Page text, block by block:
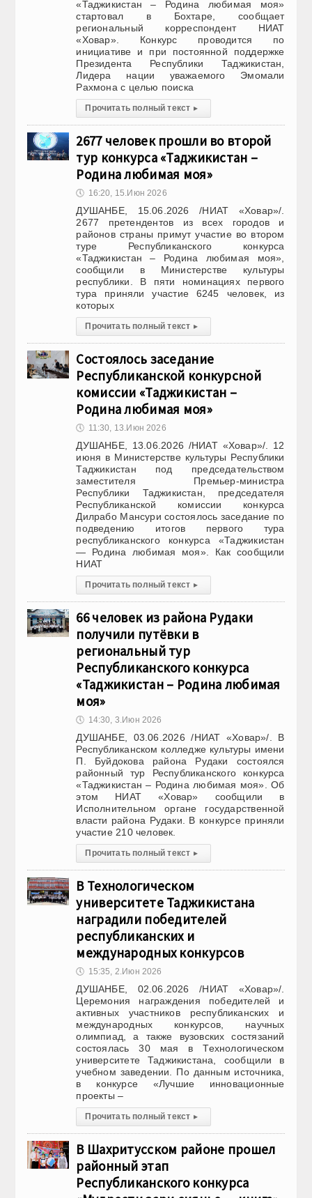
«Таджикистан – Родина любимая моя»
стартовал в Бохтаре, сообщает
региональный корреспондент НИАТ
«Ховар». Конкурс проводится по
инициативе и при постоянной поддержке
Президента Республики Таджикистан,
Лидера нации уважаемого Эмомали
Рахмона с целью поиска
Прочитать полный текст ▸
2677 человек прошли во второй
тур конкурса «Таджикистан –
Родина любимая моя»
🕔 16:20, 15.Июн 2026
ДУШАНБЕ, 15.06.2026 /НИАТ «Ховар»/.
2677 претендентов из всех городов и
районов страны примут участие во втором
туре Республиканского конкурса
«Таджикистан – Родина любимая моя»,
сообщили в Министерстве культуры
республики. В пяти номинациях первого
тура приняли участие 6245 человек, из
которых
Прочитать полный текст ▸
Состоялось заседание
Республиканской конкурсной
комиссии «Таджикистан –
Родина любимая моя»
🕔 11:30, 13.Июн 2026
ДУШАНБЕ, 13.06.2026 /НИАТ «Ховар»/. 12
июня в Министерстве культуры Республики
Таджикистан под председательством
заместителя Премьер-министра
Республики Таджикистан, председателя
Республиканской комиссии конкурса
Дилрабо Мансури состоялось заседание по
подведению итогов первого тура
республиканского конкурса «Таджикистан
— Родина любимая моя». Как сообщили
НИАТ
Прочитать полный текст ▸
66 человек из района Рудаки
получили путёвки в
региональный тур
Республиканского конкурса
«Таджикистан – Родина любимая
моя»
🕔 14:30, 3.Июн 2026
ДУШАНБЕ, 03.06.2026 /НИАТ «Ховар»/. В
Республиканском колледже культуры имени
П. Буйдокова района Рудаки состоялся
районный тур Республиканского конкурса
«Таджикистан – Родина любимая моя». Об
этом НИАТ «Ховар» сообщили в
Исполнительном органе государственной
власти района Рудаки. В конкурсе приняли
участие 210 человек.
Прочитать полный текст ▸
В Технологическом
университете Таджикистана
наградили победителей
республиканских и
международных конкурсов
🕔 15:35, 2.Июн 2026
ДУШАНБЕ, 02.06.2026 /НИАТ «Ховар»/.
Церемония награждения победителей и
активных участников республиканских и
международных конкурсов, научных
олимпиад, а также вузовских состязаний
состоялась 30 мая в Технологическом
университете Таджикистана, сообщили в
учебном заведении. По данным источника,
в конкурсе «Лучшие инновационные
проекты –
Прочитать полный текст ▸
В Шахритусском районе прошел
районный этап
Республиканского конкурса